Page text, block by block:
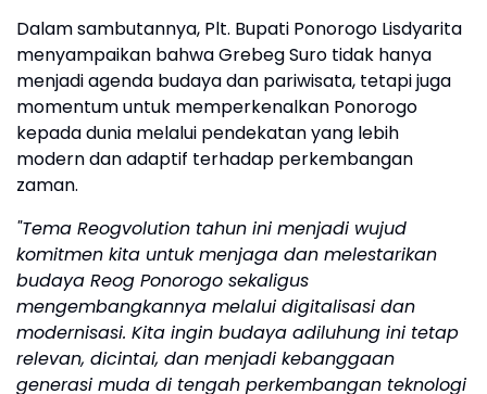
Dalam sambutannya, Plt. Bupati Ponorogo Lisdyarita
menyampaikan bahwa Grebeg Suro tidak hanya
menjadi agenda budaya dan pariwisata, tetapi juga
momentum untuk memperkenalkan Ponorogo
kepada dunia melalui pendekatan yang lebih
modern dan adaptif terhadap perkembangan
zaman.
"Tema Reogvolution tahun ini menjadi wujud
komitmen kita untuk menjaga dan melestarikan
budaya Reog Ponorogo sekaligus
mengembangkannya melalui digitalisasi dan
modernisasi. Kita ingin budaya adiluhung ini tetap
relevan, dicintai, dan menjadi kebanggaan
generasi muda di tengah perkembangan teknologi